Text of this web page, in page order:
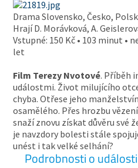
Drama Slovensko, Česko,
Hrají D. Morávková, A.
Vstupné: 150 Kč • 103 minut •
let
Film Terezy Nvotové. Příběh
událostmi. Život milujícího
chyba. Otřese jeho
osamělého. Přes hrozbu
snaží znovu získat důvěru své
je navzdory bolesti stále
unést i tak velké selhání?
Podrobnosti o události